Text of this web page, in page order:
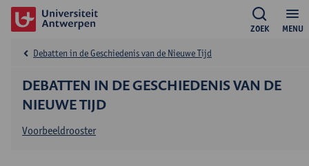
MENU
ZOEK
DEBATTEN IN DE GESCHIEDENIS VAN DE
NIEUWE TIJD
Debatten in de Geschiedenis van de Nieuwe Tijd
Voorbeeldrooster